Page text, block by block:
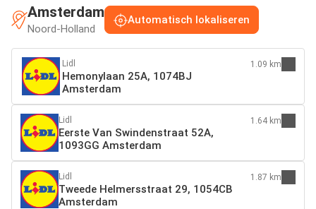
Amsterdam
Noord-Holland
Automatisch lokaliseren
Lidl
Hemonylaan 25A, 1074BJ
Amsterdam
1.09 km
Lidl
Eerste Van Swindenstraat 52A,
1093GG Amsterdam
1.64 km
Lidl
Tweede Helmersstraat 29, 1054CB
Amsterdam
1.87 km